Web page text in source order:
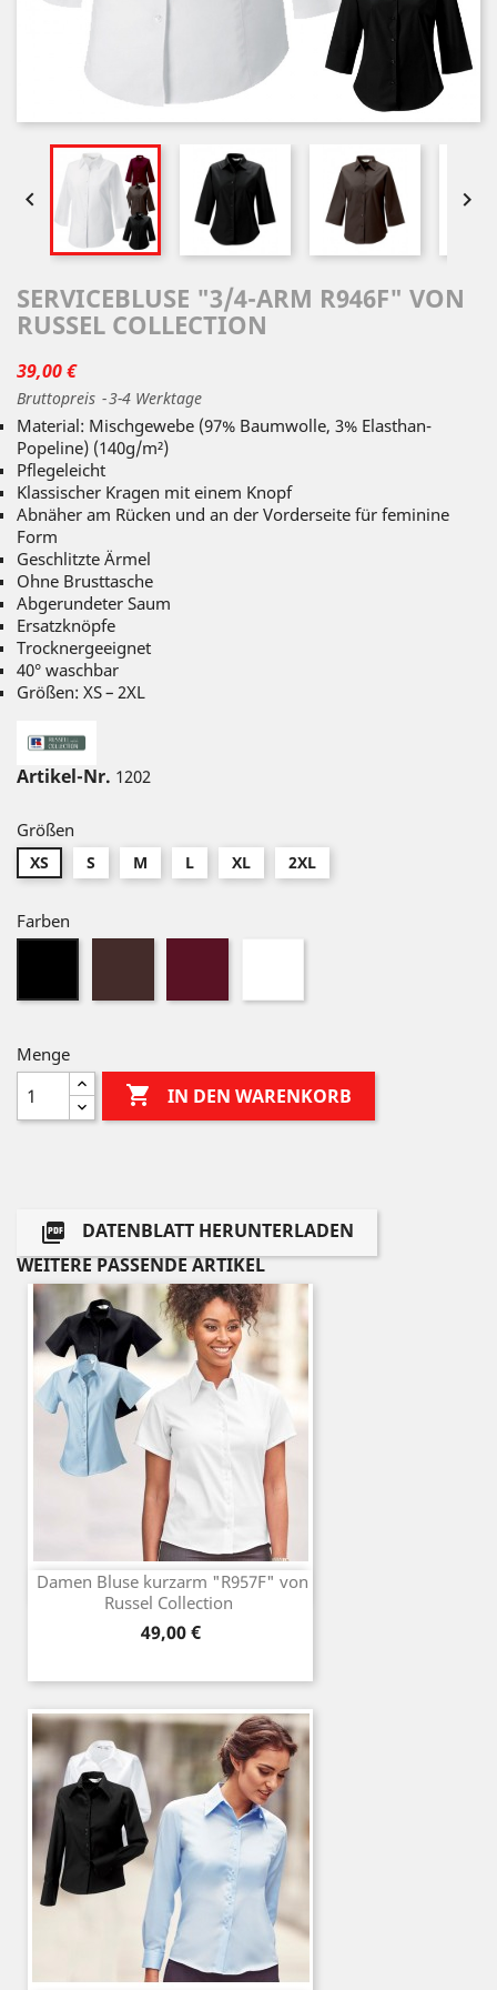
 
SERVICEBLUSE "3/4-ARM R946F" VON
RUSSEL COLLECTION
39,00 €
Bruttopreis 3-4 Werktage
Material: Mischgewebe (97% Baumwolle, 3% Elasthan-
Popeline) (140g/m²)
Pflegeleicht
Klassischer Kragen mit einem Knopf
Abnäher am Rücken und an der Vorderseite für feminine
Form
Geschlitzte Ärmel
Ohne Brusttasche
Abgerundeter Saum
Ersatzknöpfe
Trocknergeeignet
40° waschbar
Größen: XS – 2XL
Artikel-Nr. 1202
Größen
XS S M L XL 2XL
Farben
Menge
 IN DEN WARENKORB

DATENBLATT HERUNTERLADEN
WEITERE PASSENDE ARTIKEL
Damen Bluse kurzarm "R957F" von
Russel Collection
Preis
49,00 €